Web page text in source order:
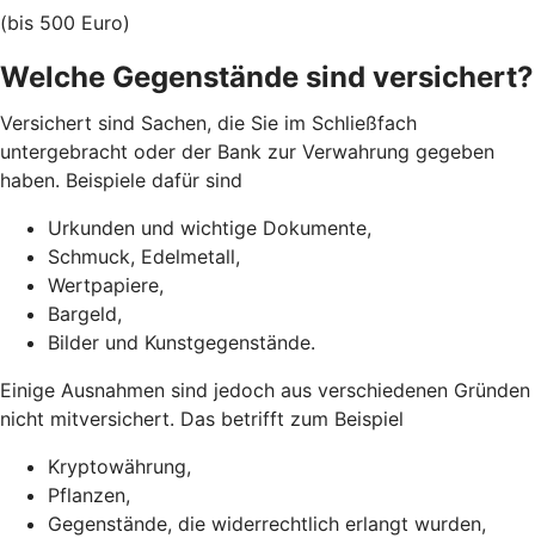
(bis 500 Euro)
Welche Gegenstände sind versichert?
Versichert sind Sachen, die Sie im Schließfach
untergebracht oder der Bank zur Verwahrung gegeben
haben. Beispiele dafür sind
Urkunden und wichtige Dokumente,
Schmuck, Edelmetall,
Wertpapiere,
Bargeld,
Bilder und Kunstgegenstände.
Einige Ausnahmen sind jedoch aus verschiedenen Gründen
nicht mitversichert. Das betrifft zum Beispiel
Kryptowährung,
Pflanzen,
Gegenstände, die widerrechtlich erlangt wurden,